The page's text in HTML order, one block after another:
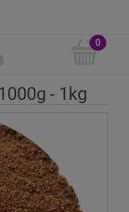
- 1kg